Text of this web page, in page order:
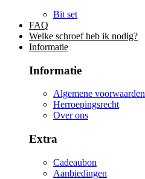
Bit set
FAQ
Welke schroef heb ik nodig?
Informatie
Informatie
Algemene voorwaarden
Herroepingsrecht
Over ons
Extra
Cadeaubon
Aanbiedingen